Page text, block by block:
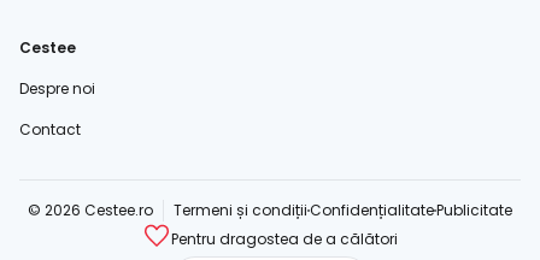
Cestee
Despre noi
Contact
© 2026 Cestee.ro Termeni și condițiiConfidențialitatePublicitate
Pentru dragostea de a călători